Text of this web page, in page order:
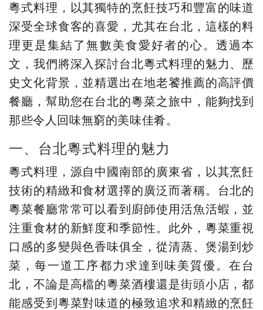
粵式料理，以其獨特的烹飪技巧和豐富的味道
深受全球食客的喜愛，尤其在台北，這樣的料
理更是集結了無數美食愛好者的心。透過本
文，我們將深入探討台北粵式料理的魅力、歷
史文化背景，並精選出在地老饕推薦的高評價
餐廳，幫助您在台北的粵菜之旅中，能夠找到
那些令人回味無窮的美味佳肴。
一、台北粵式料理的魅力
粵式料理，源自中國南部的廣東省，以其烹飪
技術的精緻和食材選擇的廣泛而著稱。台北的
粵菜餐廳常常可以看到廚師使用活魚活蝦，並
注重食材的新鮮度和季節性。此外，粵菜重視
口感的多變與色香味俱全，從清蒸、煲湯到炒
菜，每一道工序都力求達到味美質優。在台
北，不論是高檔的粵菜酒樓還是街頭小店，都
能感受到粵菜對味道的極致追求和精緻的烹飪